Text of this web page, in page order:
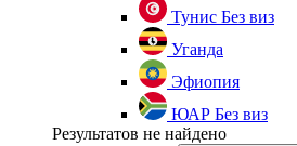
Тунис Без виз
Уганда
Эфиопия
ЮАР Без виз
Результатов не найдено